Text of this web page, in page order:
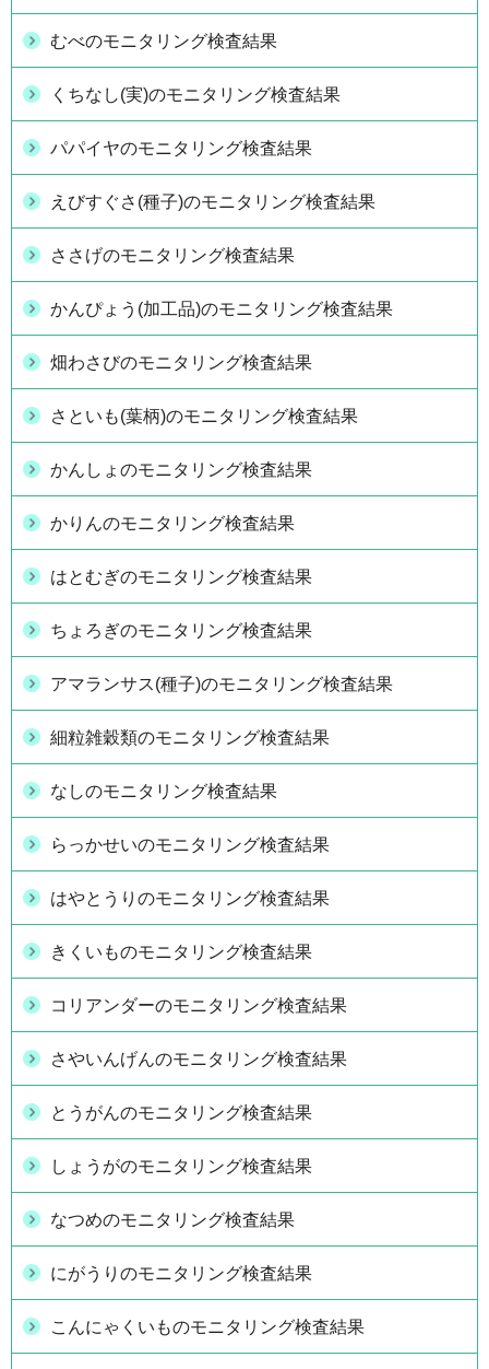
むべのモニタリング検査結果
くちなし(実)のモニタリング検査結果
パパイヤのモニタリング検査結果
えびすぐさ(種子)のモニタリング検査結果
ささげのモニタリング検査結果
かんぴょう(加工品)のモニタリング検査結果
畑わさびのモニタリング検査結果
さといも(葉柄)のモニタリング検査結果
かんしょのモニタリング検査結果
かりんのモニタリング検査結果
はとむぎのモニタリング検査結果
ちょろぎのモニタリング検査結果
アマランサス(種子)のモニタリング検査結果
細粒雑穀類のモニタリング検査結果
なしのモニタリング検査結果
らっかせいのモニタリング検査結果
はやとうりのモニタリング検査結果
きくいものモニタリング検査結果
コリアンダーのモニタリング検査結果
さやいんげんのモニタリング検査結果
とうがんのモニタリング検査結果
しょうがのモニタリング検査結果
なつめのモニタリング検査結果
にがうりのモニタリング検査結果
こんにゃくいものモニタリング検査結果